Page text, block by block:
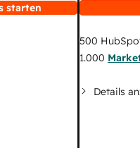
starten
500
1.000
Details